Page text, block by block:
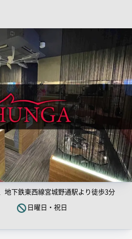
地下鉄東西線宮城野通駅より徒歩3分
日曜日・祝日